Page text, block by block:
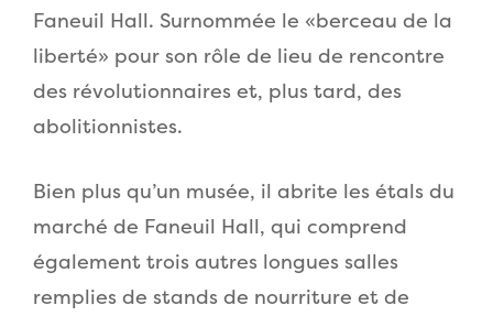
Faneuil Hall. Surnommée le «berceau de la
liberté» pour son rôle de lieu de rencontre
des révolutionnaires et, plus tard, des
abolitionnistes.
Bien plus qu’un musée, il abrite les étals du
marché de Faneuil Hall, qui comprend
également trois autres longues salles
remplies de stands de nourriture et de